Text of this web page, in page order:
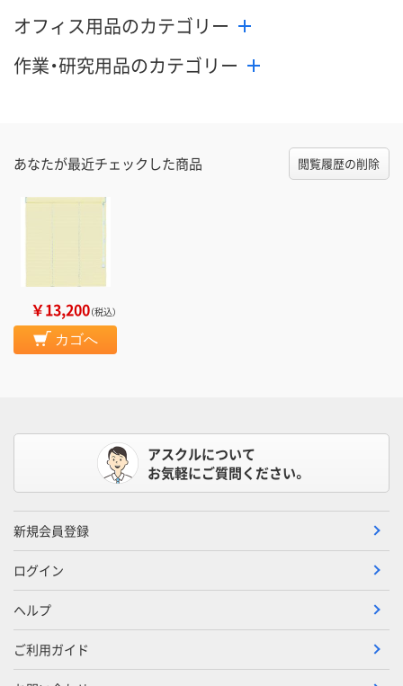
オフィス用品のカテゴリー
作業・研究用品のカテゴリー
あなたが最近チェックした商品 閲覧履歴の削除
￥13,200（税込）
カゴへ
アスクルについて
お気軽にご質問ください。
新規会員登録
ログイン
ヘルプ
ご利用ガイド